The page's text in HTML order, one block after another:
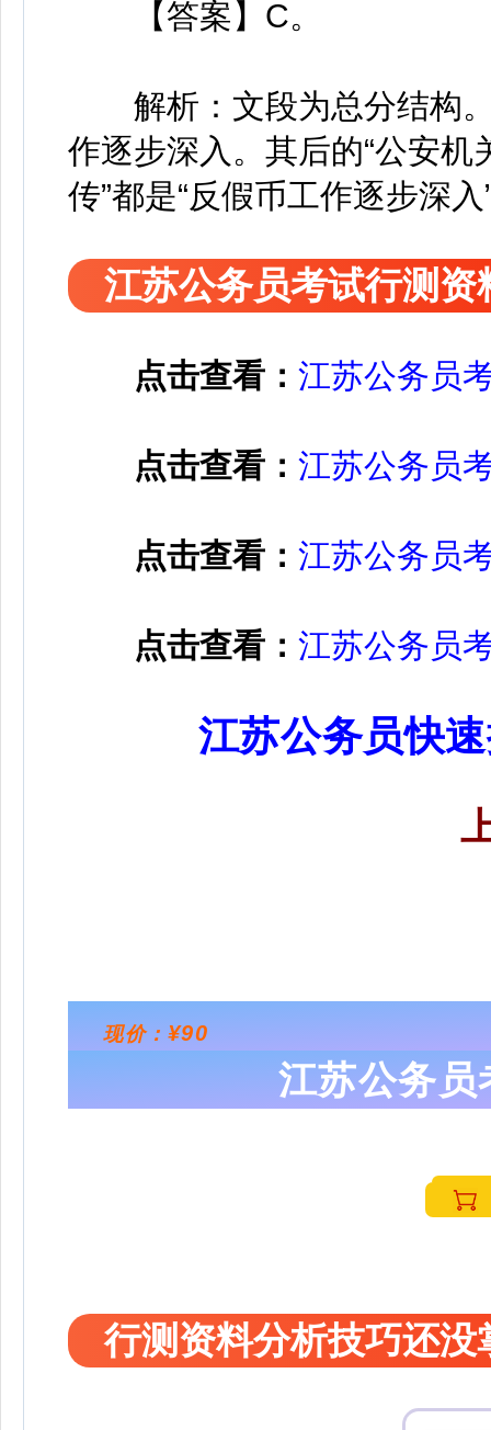
【答案】C。
解析：文段为总分结构。
作逐步深入。其后的“公安机
传”都是“反假币工作逐步深
江苏公务员考试行测资
点击查看： 江苏公务员
点击查看： 江苏公务员
点击查看： 江苏公务员
点击查看： 江苏公务员
江苏公务员快
现价： ¥90
江苏公务员
行测资料分析技巧还